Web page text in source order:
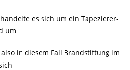
es sich um ein Tapezierer-
um
in diesem Fall Brandstiftung im